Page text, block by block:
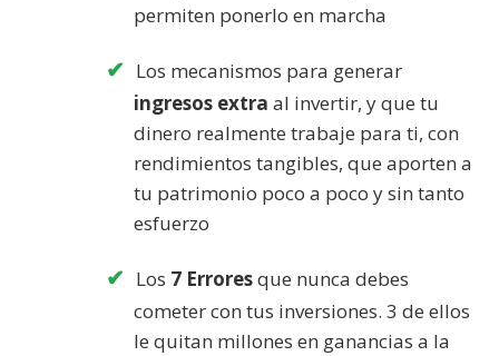
permiten ponerlo en marcha
Los mecanismos para generar
ingresos extra al invertir, y que tu
dinero realmente trabaje para ti, con
rendimientos tangibles, que aporten a
tu patrimonio poco a poco y sin tanto
esfuerzo
Los 7 Erroresque nunca debes
cometer con tus inversiones. 3 de ellos
le quitan millones en ganancias a la